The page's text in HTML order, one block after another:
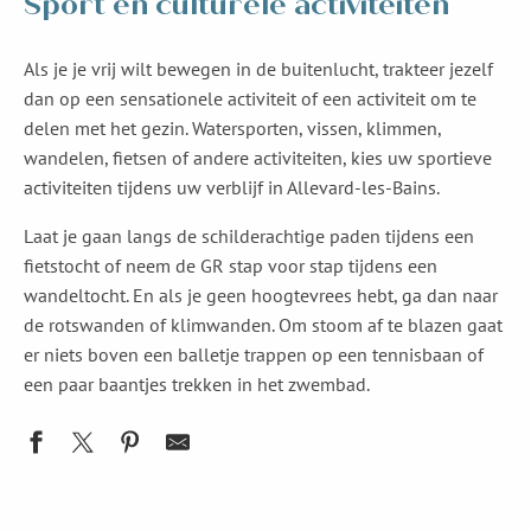
Als je je vrij wilt bewegen in de buitenlucht, trakteer jezelf
dan op een sensationele activiteit of een activiteit om te
delen met het gezin. Watersporten, vissen, klimmen,
wandelen, fietsen of andere activiteiten, kies uw sportieve
activiteiten tijdens uw verblijf in Allevard-les-Bains.
Laat je gaan langs de schilderachtige paden tijdens een
fietstocht of neem de GR stap voor stap tijdens een
wandeltocht. En als je geen hoogtevrees hebt, ga dan naar
de rotswanden of klimwanden. Om stoom af te blazen gaat
er niets boven een balletje trappen op een tennisbaan of
een paar baantjes trekken in het zwembad.